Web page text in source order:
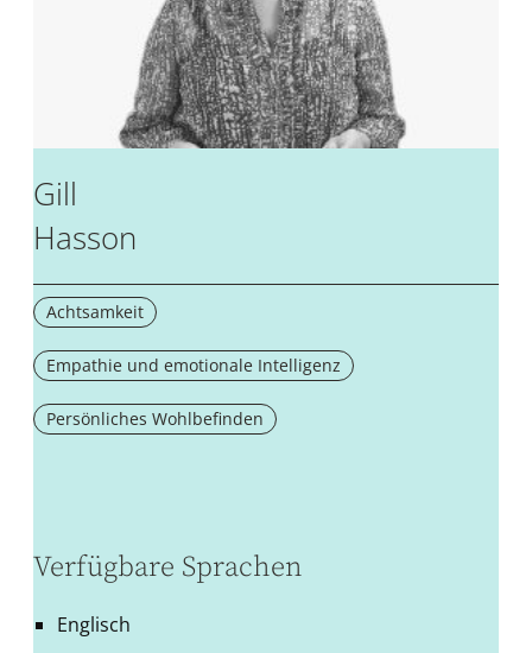
Gill
Hasson
Achtsamkeit
Empathie und emotionale Intelligenz
Persönliches Wohlbefinden
Verfügbare Sprachen
Englisch